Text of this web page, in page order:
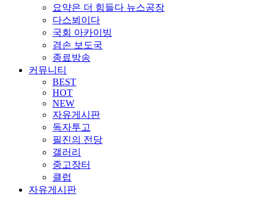
요약은 더 힘들다 뉴스공장
다스뵈이다
국회 아카이빙
겸손 보도국
종료방송
커뮤니티
BEST
HOT
NEW
자유게시판
독자투고
필진의 전당
갤러리
중고장터
클럽
자유게시판